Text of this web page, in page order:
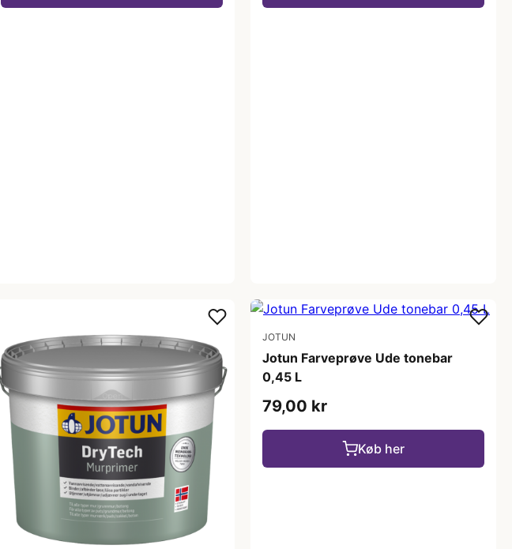
JOTUN
Jotun Farveprøve Ude tonebar
0,45 L
79,00 kr
Køb her